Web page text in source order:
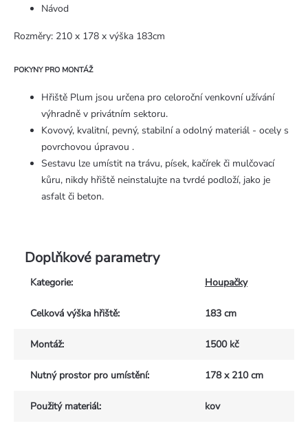
Návod
Rozměry: 210 x 178 x výška 183cm
POKYNY PRO MONTÁŽ
Hřiště Plum jsou určena pro celoroční venkovní užívání
výhradně v privátním sektoru.
Kovový, kvalitní, pevný, stabilní a odolný materiál - ocely s
povrchovou úpravou .
Sestavu lze umístit na trávu, písek, kačírek či mulčovací
kůru, nikdy hřiště neinstalujte na tvrdé podloží, jako je
asfalt či beton.
Doplňkové parametry
Kategorie: Houpačky
Celková výška hřiště: 183 cm
Montáž: 1500 kč
Nutný prostor pro umístění: 178 x 210 cm
Použitý materiál: kov